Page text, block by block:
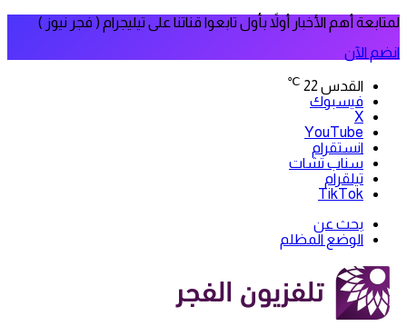
لمتابعة أهم الأخبار أولاً بأول تابعوا قناتنا على تيليجرام ( فجر نيوز )
انضم الآن
القدس 22
℃
فيسبوك
‫X
‫YouTube
انستقرام
سناب تشات
تيلقرام
‫TikTok
بحث عن
الوضع المظلم